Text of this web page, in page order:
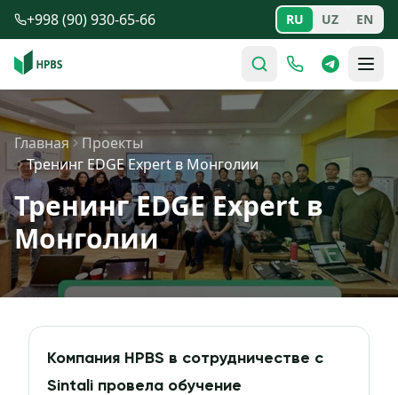
Перейти к содержимому
+998 (90) 930-65-66 RU UZ EN
Главная
Проекты
Тренинг EDGE Expert в Монголии
Тренинг EDGE Expert в
Монголии
Компания HPBS в сотрудничестве с
Sintali провела обучение